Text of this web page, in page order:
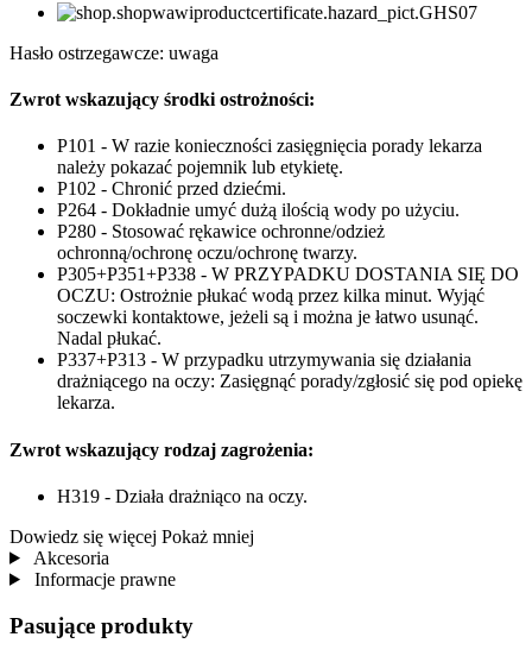
Hasło ostrzegawcze: uwaga
Zwrot wskazujący środki ostrożności:
P101 - W razie konieczności zasięgnięcia porady lekarza
należy pokazać pojemnik lub etykietę.
P102 - Chronić przed dziećmi.
P264 - Dokładnie umyć dużą ilością wody po użyciu.
P280 - Stosować rękawice ochronne/odzież
ochronną/ochronę oczu/ochronę twarzy.
P305+P351+P338 - W PRZYPADKU DOSTANIA SIĘ DO
OCZU: Ostrożnie płukać wodą przez kilka minut. Wyjąć
soczewki kontaktowe, jeżeli są i można je łatwo usunąć.
Nadal płukać.
P337+P313 - W przypadku utrzymywania się działania
drażniącego na oczy: Zasięgnąć porady/zgłosić się pod opiekę
lekarza.
Zwrot wskazujący rodzaj zagrożenia:
H319 - Działa drażniąco na oczy.
Dowiedz się więcej Pokaż mniej
Akcesoria
Informacje prawne
Pasujące produkty